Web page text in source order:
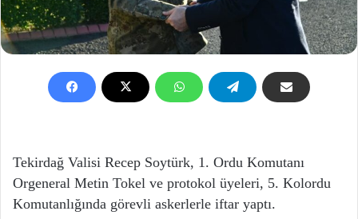
Tekirdağ Valisi Recep Soytürk, 1. Ordu Komutanı
Orgeneral Metin Tokel ve protokol üyeleri, 5. Kolordu
Komutanlığında görevli askerlerle iftar yaptı.